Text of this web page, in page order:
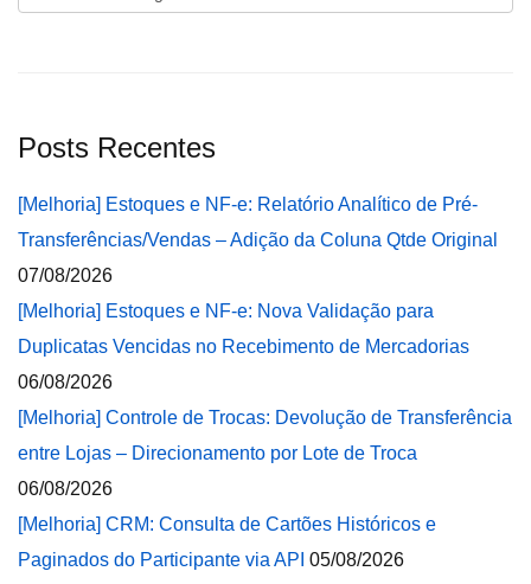
Posts Recentes
[Melhoria] Estoques e NF-e: Relatório Analítico de Pré-
Transferências/Vendas – Adição da Coluna Qtde Original
07/08/2026
[Melhoria] Estoques e NF-e: Nova Validação para
Duplicatas Vencidas no Recebimento de Mercadorias
06/08/2026
[Melhoria] Controle de Trocas: Devolução de Transferência
entre Lojas – Direcionamento por Lote de Troca
06/08/2026
[Melhoria] CRM: Consulta de Cartões Históricos e
Paginados do Participante via API 05/08/2026